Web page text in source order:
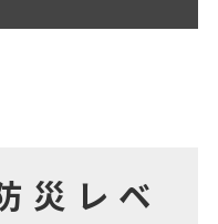
災レベ